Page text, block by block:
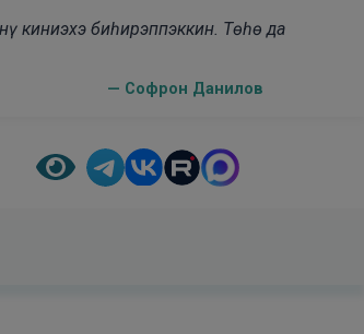
киниэхэ биһирэппэккин. Төһө да
— Софрон Данилов